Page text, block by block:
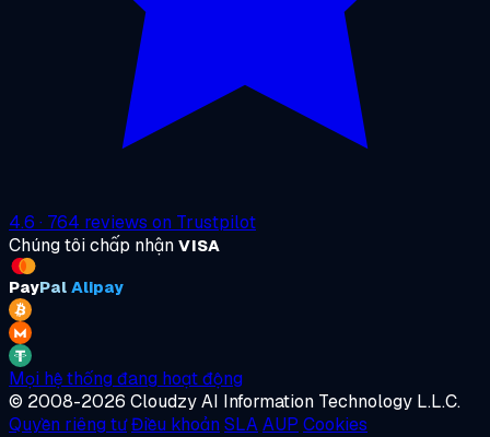
4.6 · 764 reviews on Trustpilot
Chúng tôi chấp nhận VISA
PayPal Alipay
Mọi hệ thống đang hoạt động
© 2008-2026 Cloudzy AI Information Technology L.L.C.
Quyền riêng tưĐiều khoản SLAAUP Cookies